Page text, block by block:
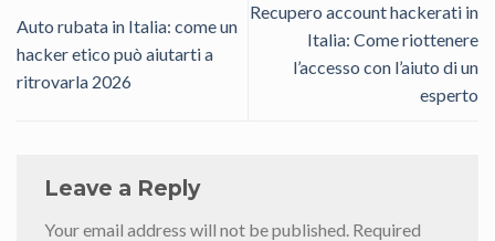
Auto rubata in Italia: come un
hacker etico può aiutarti a
ritrovarla 2026
Recupero account hackerati in
Italia: Come riottenere
l’accesso con l’aiuto di un
esperto
Leave a Reply
Your email address will not be published. Required